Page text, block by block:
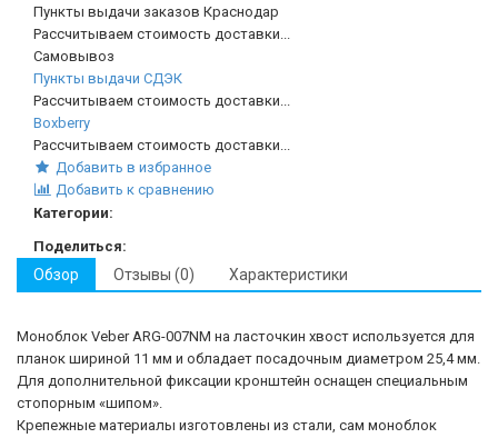
Пункты выдачи заказов Краснодар
Рассчитываем стоимость доставки...
Самовывоз
Пункты выдачи СДЭК
Рассчитываем стоимость доставки...
Boxberry
Рассчитываем стоимость доставки...
Добавить в избранное
Добавить к сравнению
Категории:
Поделиться:
Обзор Отзывы (0) Характеристики
Моноблок Veber ARG-007NM на ласточкин хвост используется для
планок шириной 11 мм и обладает посадочным диаметром 25,4 мм.
Для дополнительной фиксации кронштейн оснащен специальным
стопорным «шипом».
Крепежные материалы изготовлены из стали, сам моноблок